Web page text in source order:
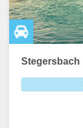
Stegersbach